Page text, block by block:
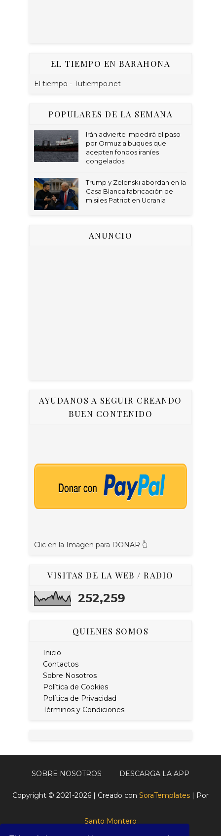
EL TIEMPO EN BARAHONA
El tiempo - Tutiempo.net
POPULARES DE LA SEMANA
Irán advierte impedirá el paso
por Ormuz a buques que
acepten fondos iraníes
congelados
Trump y Zelenski abordan en la
Casa Blanca fabricación de
misiles Patriot en Ucrania
ANUNCIO
AYUDANOS A SEGUIR CREANDO
BUEN CONTENIDO
Clic en la Imagen para DONAR 👆
VISITAS DE LA WEB / RADIO
252,259
QUIENES SOMOS
Inicio
Contactos
Sobre Nosotros
Política de Cookies
Política de Privacidad
Términos y Condiciones
SOBRE NOSOTROS DESCARGA LA APP
Copyright © 2021-2026 | Creado con SoraTemplates | Por
Santo Montero